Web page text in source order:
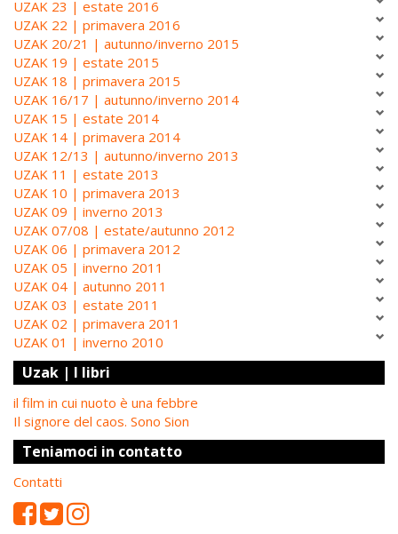
UZAK 23 | estate 2016
UZAK 22 | primavera 2016
UZAK 20/21 | autunno/inverno 2015
UZAK 19 | estate 2015
UZAK 18 | primavera 2015
UZAK 16/17 | autunno/inverno 2014
UZAK 15 | estate 2014
UZAK 14 | primavera 2014
UZAK 12/13 | autunno/inverno 2013
UZAK 11 | estate 2013
UZAK 10 | primavera 2013
UZAK 09 | inverno 2013
UZAK 07/08 | estate/autunno 2012
UZAK 06 | primavera 2012
UZAK 05 | inverno 2011
UZAK 04 | autunno 2011
UZAK 03 | estate 2011
UZAK 02 | primavera 2011
UZAK 01 | inverno 2010
Uzak | I libri
il film in cui nuoto è una febbre
Il signore del caos. Sono Sion
Teniamoci in contatto
Contatti